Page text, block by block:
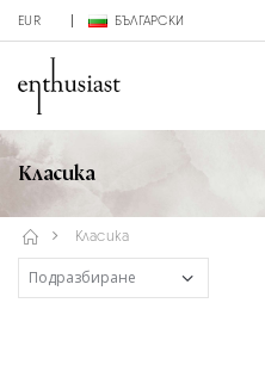
EUR БЪЛГАРСКИ
Класика
Класика